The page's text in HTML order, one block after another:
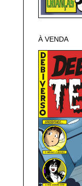
À VENDA